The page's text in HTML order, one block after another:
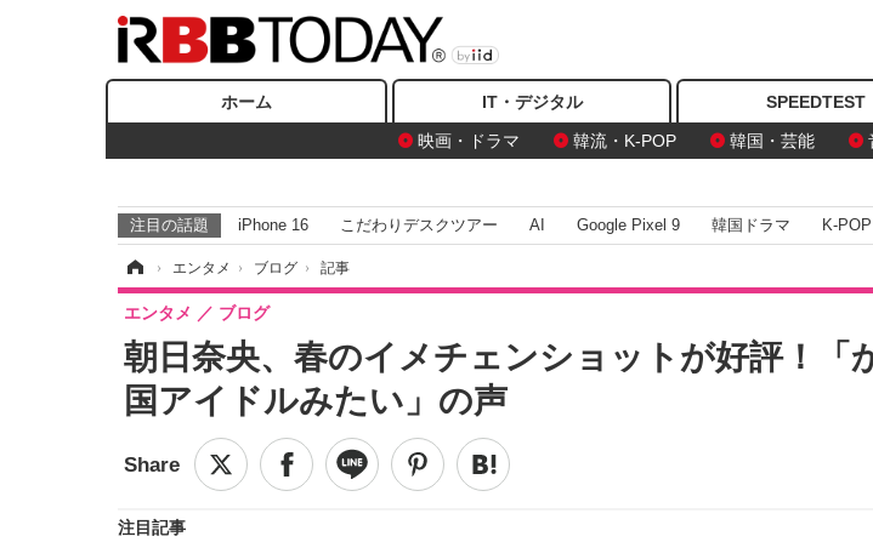
ホーム IT・デジタル SPEEDTEST
映画・ドラマ
韓流・K-POP 韓国・芸能
注目の話題 iPhone 16 こだわりデスクツアー AI Google Pixel 9 韓国ドラマ K-POP
› エンタメ › ブログ › 記事
朝日奈央、春のイメチェンショットが好評！「
国アイドルみたい」の声
エンタメ ブログ
注目記事